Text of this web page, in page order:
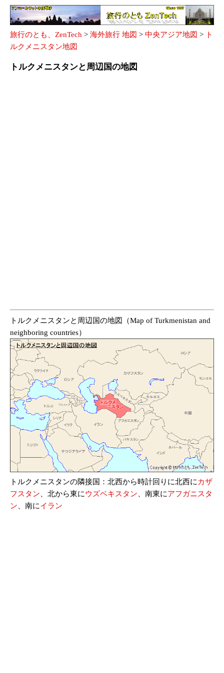
旅行のとも、ZenTech > 海外旅行 地図 > 中央アジア地図 > ト
ルクメニスタン地図
トルクメニスタンと周辺国の地図
トルクメニスタンと周辺国の地図（Map of Turkmenistan and
neighboring countries）
トルクメニスタンの隣接国：北西から時計回りに北西にカザ
フスタン、北から東にウズベキスタン、南東にアフガニスタ
ン、南にイラン